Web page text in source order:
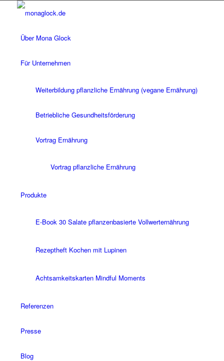
Über Mona Glock
Für Unternehmen
Weiterbildung pflanzliche Ernährung (vegane Ernährung)
Betriebliche Gesundheitsförderung
Vortrag Ernährung
Vortrag pflanzliche Ernährung
Produkte
E-Book 30 Salate pflanzenbasierte Vollwerternährung
Rezeptheft Kochen mit Lupinen
Achtsamkeitskarten Mindful Moments
Referenzen
Presse
Blog